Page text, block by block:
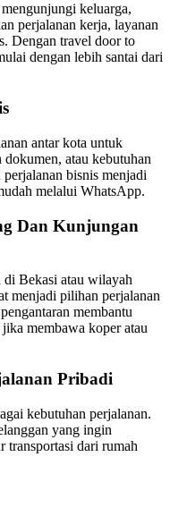
keluarga,
perjalanan kerja, layanan
Dengan travel door to
dengan lebih santai dari
antar kota untuk
atau kebutuhan
bisnis menjadi
melalui WhatsApp.
Dan Kunjungan
Bekasi atau wilayah
menjadi pilihan perjalanan
membantu
membawa koper atau
Pribadi
kebutuhan perjalanan.
yang ingin
transportasi dari rumah